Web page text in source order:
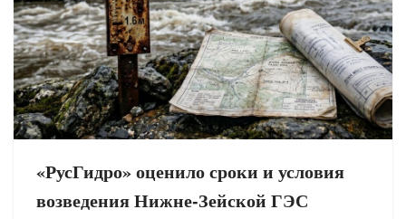
«РусГидро» оценило сроки и условия
возведения Нижне-Зейской ГЭС